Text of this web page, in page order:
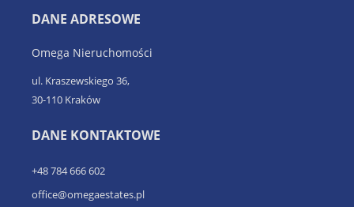
DANE ADRESOWE
Omega Nieruchomości
ul. Kraszewskiego 36,
30-110 Kraków
DANE KONTAKTOWE
+48 784 666 602
office@omegaestates.pl